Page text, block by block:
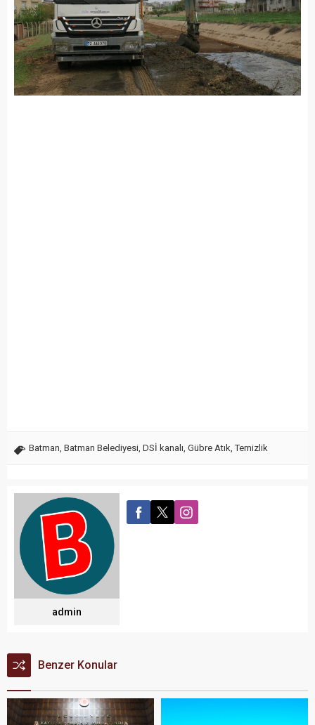
Batman Batman Belediyesi DSİ kanalı Gübre Atık ,Temizlik
admin
Benzer Konular